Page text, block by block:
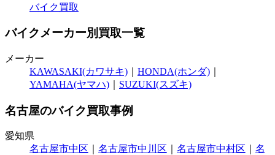
バイク買取
バイクメーカー別買取一覧
メーカー
KAWASAKI(カワサキ)
HONDA(ホンダ)
YAMAHA(ヤマハ)
SUZUKI(スズキ)
名古屋のバイク買取事例
愛知県
名古屋市中区
名古屋市中川区 名古屋市中村区
名